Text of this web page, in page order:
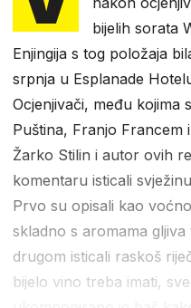
bijelih sorata
Enjingija s tog položaja
srpnja u Esplanade
Ocjenjivači, među kojima
Puština, Franjo Francem
Žarko Stilin i autor ovih
komentaru isticali
Prvo su opisali kao
skladno s aromama
drugom isticali raskoš
bijelo vino treba imati,